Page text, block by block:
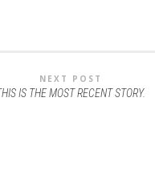
NEXT POST
IS THE MOST RECENT STORY.